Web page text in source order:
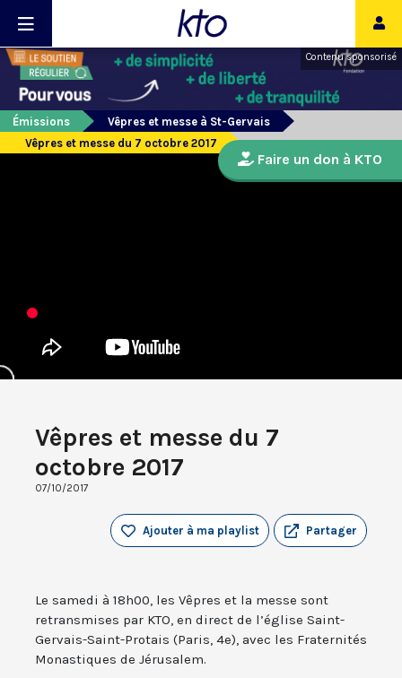
Contenu sponsorisé
Émissions
Vêpres et messe à St-Gervais
Vêpres et messe du 7 octobre 2017
Vêpres et messe du 7
octobre 2017
07/10/2017
Partager
Ajouter à ma playlist
Le samedi à 18h00, les Vêpres et la messe sont
retransmises par KTO, en direct de l’église Saint-
Gervais-Saint-Protais (Paris, 4e), avec les Fraternités
Monastiques de Jérusalem.
Faire un don à KTO